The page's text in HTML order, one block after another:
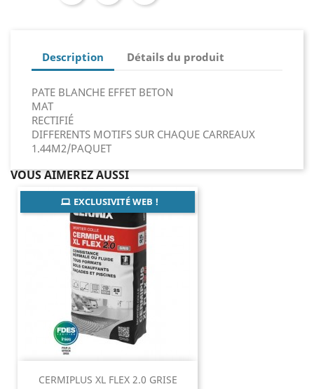
Description Détails du produit
PATE BLANCHE EFFET BETON
MAT
RECTIFIÉ
DIFFERENTS MOTIFS SUR CHAQUE CARREAUX
1.44M2/PAQUET
VOUS AIMEREZ AUSSI
CERMIPLUS XL FLEX 2.0 GRISE
EXCLUSIVITÉ WEB !